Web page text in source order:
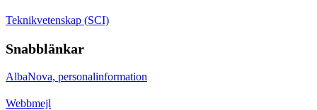
Teknikvetenskap (SCI)
Snabblänkar
AlbaNova, personalinformation
Webbmejl